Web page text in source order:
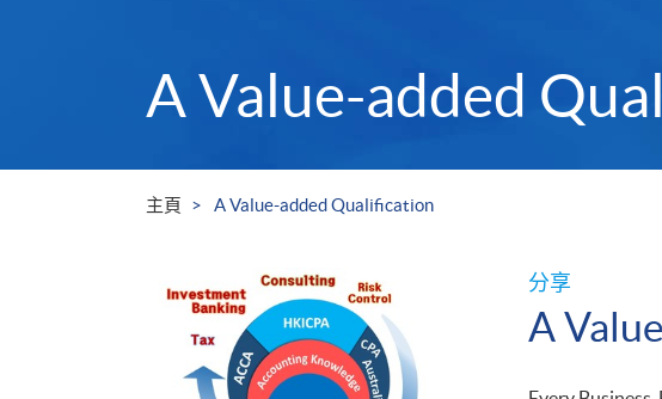
A Value-added
主頁 A Value-added Qualification
分享
A